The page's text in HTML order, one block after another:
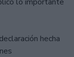
hecha